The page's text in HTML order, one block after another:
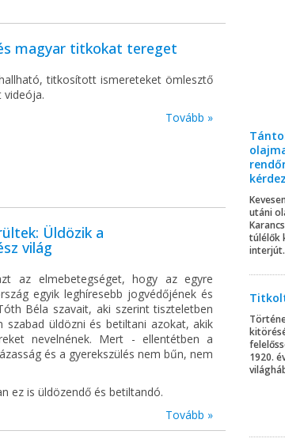
magyar titkokat tereget
titkosított ismereteket ömlesztő
videója.
Tovább »
Üldözik a
világ
az elmebetegséget, hogy az egyre
egyik leghíresebb jogvédőjének és
Béla szavait, aki szerint tiszteletben
üldözni és betiltani azokat, akik
nevelnének. Mert - ellentétben a
és a gyerekszülés nem bűn, nem
ez is üldözendő és betiltandó.
Tovább »
utáni
túlélők
1920.